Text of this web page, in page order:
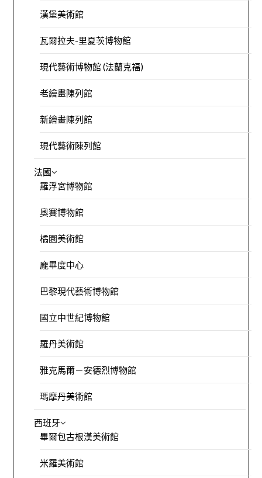
漢堡美術館
瓦爾拉夫-里夏茨博物館
現代藝術博物館 (法蘭克福)
老繪畫陳列館
新繪畫陳列館
現代藝術陳列館
法國
羅浮宮博物館
奧賽博物館
橘園美術館
龐畢度中心
巴黎現代藝術博物館
國立中世紀博物館
羅丹美術館
雅克馬爾－安德烈博物館
瑪摩丹美術館
西班牙
畢爾包古根漢美術館
米羅美術館